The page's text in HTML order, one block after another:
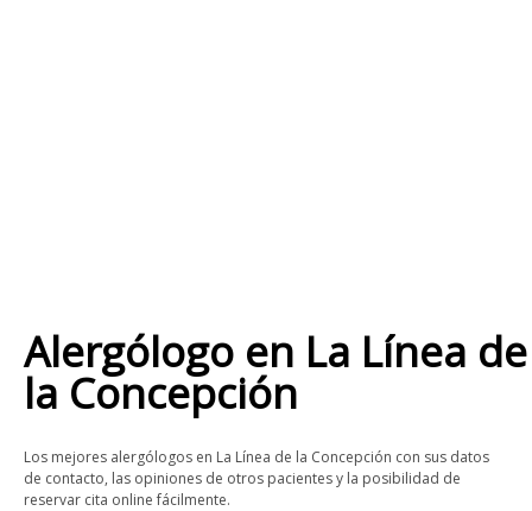
Alergólogo en La Línea de
la Concepción
Los mejores alergólogos en La Línea de la Concepción con sus datos
de contacto, las opiniones de otros pacientes y la posibilidad de
reservar cita online fácilmente.